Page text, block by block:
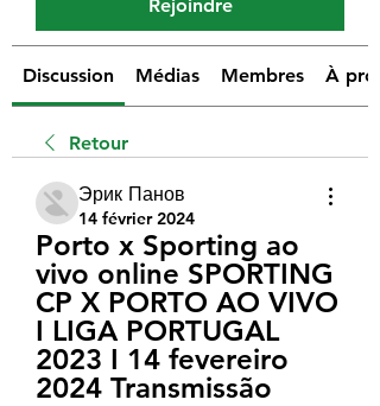
Rejoindre
Discussion Médias Membres À
Retour
Эрик Панов
14 février 2024
Porto x Sporting ao
vivo online SPORTING
CP X PORTO AO VIVO
I LIGA PORTUGAL
2023 I 14 fevereiro
2024 Transmissão